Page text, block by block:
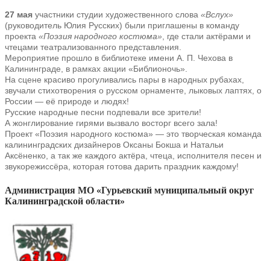
27 мая участники студии художественного слова «Вслух»
(руководитель Юлия Русских) были приглашены в команду
проекта «Поэзия народного костюма», где стали актёрами и
чтецами театрализованного представления.
Мероприятие прошло в библиотеке имени А. П. Чехова в
Калининграде, в рамках акции «Библионочь».
На сцене красиво прогуливались пары в народных рубахах,
звучали стихотворения о русском орнаменте, лыковых лаптях, о
России — её природе и людях!
Русские народные песни подпевали все зрители!
А жонглирование гирями вызвало восторг всего зала!
Проект «Поэзия народного костюма» — это творческая команда
калининградских дизайнеров Оксаны Бокша и Натальи
Аксëненко, а так же каждого актëра, чтеца, исполнителя песен и
звукорежиссёра, которая готова дарить праздник каждому!
Администрация МО «Гурьевский муниципальный округ
Калининградской области»